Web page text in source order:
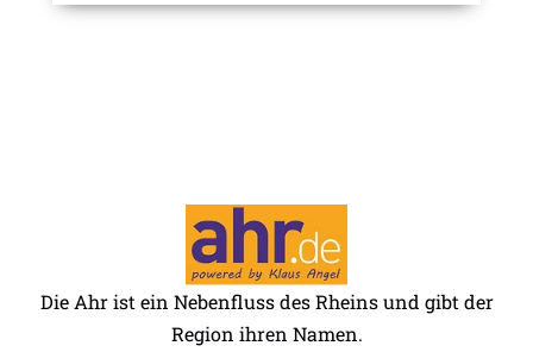
Die Ahr ist ein Nebenfluss des Rheins und gibt der
Region ihren Namen.